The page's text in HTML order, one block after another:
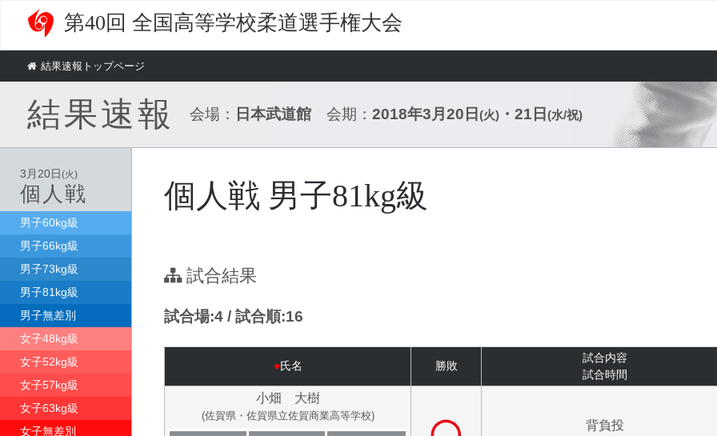
第40回 全国高等学校柔道選手権大会
結果速報トップページ
結果速報 会場： 日本武道館会期： 2018年3月20日 (火)・21日 (水/祝)
3月20日(火)
個人戦
男子60kg級
男子66kg級
男子73kg級
男子81kg級
男子無差別
女子48kg級
女子52kg級
女子57kg級
女子63kg級
女子無差別
個人戦 男子81kg級
試合結果
試合場:4 / 試合順:16
●氏名 勝敗
試合内容
試合時間
小畑 大樹
(佐賀県・佐賀県立佐賀商業高等学校)
背負投